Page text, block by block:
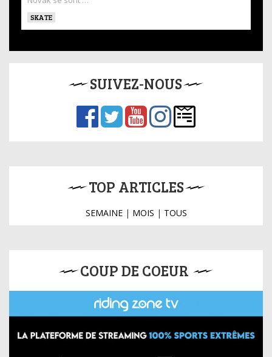
SKATE
SUIVEZ-NOUS
TOP ARTICLES
SEMAINE| MOIS | TOUS
COUP DE COEUR